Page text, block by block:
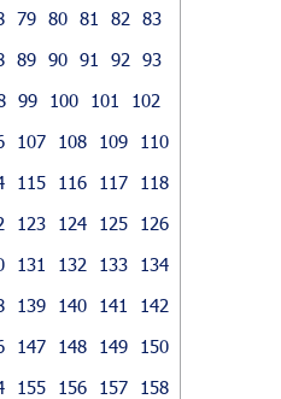
79 80 81 82
83
89 90 91 92
93
99 100 101
102
107 108 109
110
115 116 117
118
123 124 125
126
131 132 133
134
139 140 141
142
147 148 149
150
155 156 157
158